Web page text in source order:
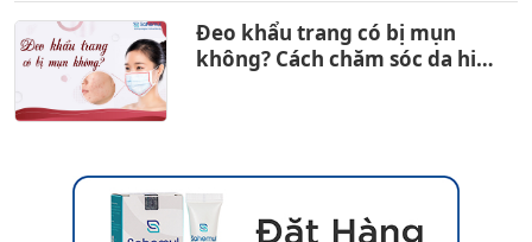
Đeo khẩu trang có bị mụn
không? Cách chăm sóc da hiệu